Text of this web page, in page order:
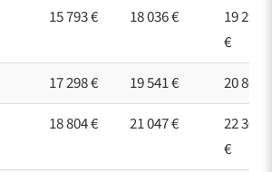
15 793 € 18 036 €
19 296
€
17 298 € 19 541 €
20 801€
18 804 € 21 047 €
22 307
€